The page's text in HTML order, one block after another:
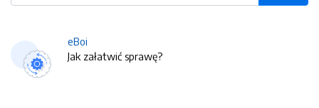
eBoi
Jak załatwić sprawę?